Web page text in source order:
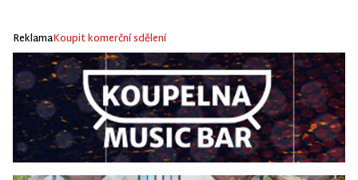
ReklamaKoupit komerční sdělení